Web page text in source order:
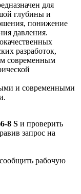
для
глубины и
понижение
давления.
разработок,
современным
и современными
8 S и проверить
запрос на
рабочую